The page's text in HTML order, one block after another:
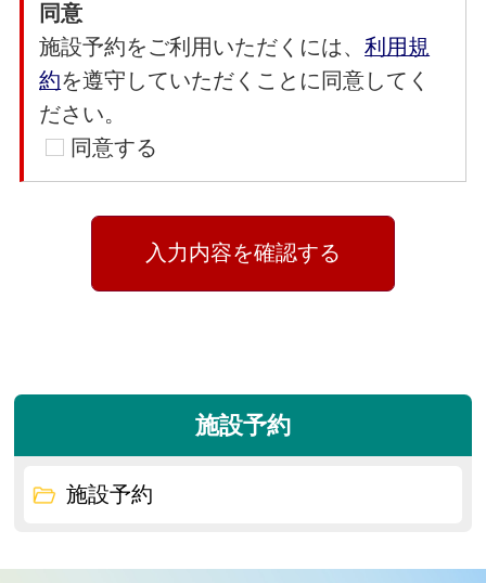
同意
施設予約をご利用いただくには、利用規
約を遵守していただくことに同意してく
ださい。
同意する
施設予約
施設予約